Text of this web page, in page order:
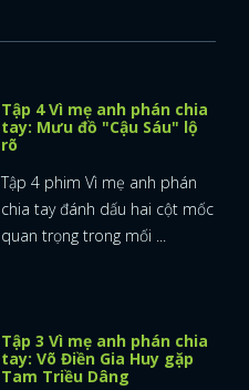
Tập 4 Vì mẹ anh phán chia
tay: Mưu đồ "Cậu Sáu" lộ
rõ
Tập 4 phim Vì mẹ anh phán
chia tay đánh dấu hai cột mốc
quan trọng trong mối ...
Tập 3 Vì mẹ anh phán chia
tay: Võ Điền Gia Huy gặp
Tam Triều Dâng